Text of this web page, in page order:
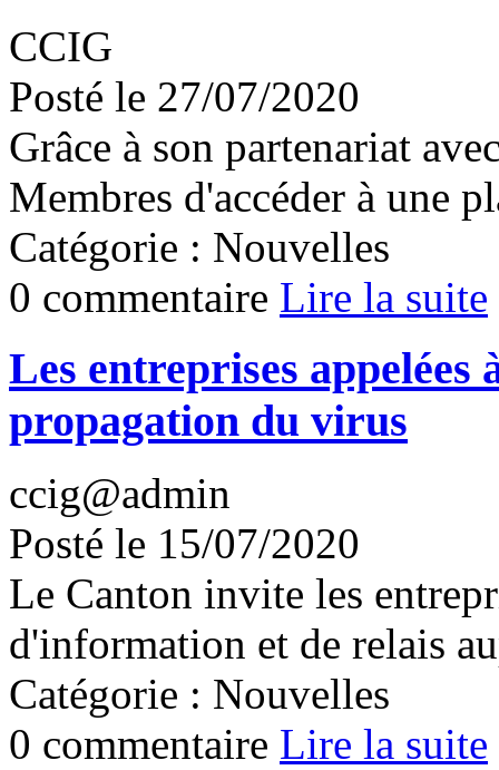
CCIG
Posté le 27/07/2020
Grâce à son partenariat
Membres d'accéder à une
Catégorie : Nouvelles
0 commentaire Lire la suite
Les entreprises
propagation du virus
ccig@admin
Posté le 15/07/2020
Le Canton invite les
d'information et de relais
Catégorie : Nouvelles
0 commentaire Lire la suite